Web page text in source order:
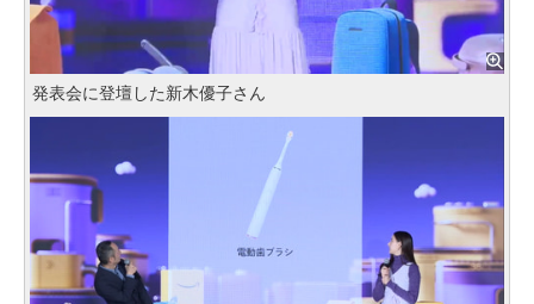
発表会に登壇した新木優子さん